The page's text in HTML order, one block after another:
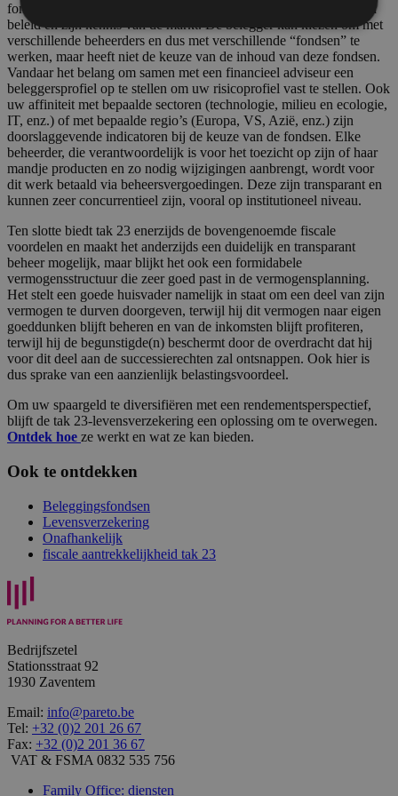
fondsbeheerder) zorgvuldig worden geselecteerd op basis van zijn
beleid en zijn kennis van de markt. De belegger kan kiezen om met
verschillende beheerders en dus met verschillende “fondsen” te
werken, maar heeft niet de keuze van de inhoud van deze fondsen.
Vandaar het belang om samen met een financieel adviseur een
beleggersprofiel op te stellen om uw risicoprofiel vast te stellen. Ook
uw affiniteit met bepaalde sectoren (technologie, milieu en ecologie,
IT, enz.) of met bepaalde regio’s (Europa, VS, Azië, enz.) zijn
doorslaggevende indicatoren bij de keuze van de fondsen. Elke
beheerder, die verantwoordelijk is voor het toezicht op zijn of haar
mandje producten en zo nodig wijzigingen aanbrengt, wordt voor
dit werk betaald via beheersvergoedingen. Deze zijn transparant en
kunnen zeer concurrentieel zijn, vooral op institutioneel niveau.
Ten slotte biedt tak 23 enerzijds de bovengenoemde fiscale
voordelen en maakt het anderzijds een duidelijk en transparant
beheer mogelijk, maar blijkt het ook een formidabele
vermogensstructuur die zeer goed past in de vermogensplanning.
Het stelt een goede huisvader namelijk in staat om een deel van zijn
vermogen te durven doorgeven, terwijl hij dit vermogen naar eigen
goeddunken blijft beheren en van de inkomsten blijft profiteren,
terwijl hij de begunstigde(n) beschermt door de overdracht dat hij
voor dit deel aan de successierechten zal ontsnappen. Ook hier is
dus sprake van een aanzienlijk belastingsvoordeel.
Om uw spaargeld te diversifiëren met een rendements­perspectief,
blijft de tak 23-levensverzekering een oplossing om te overwegen.
Ontdek hoe ze werkt en wat ze kan bieden.
Ook te ontdekken
Beleggingsfondsen
Levensverzekering
Onafhankelijk
fiscale aantrekkelijkheid tak 23
Bedrijfszetel
Stationsstraat 92
1930 Zaventem
Email: info@pareto.be
Tel: +32 (0)2 201 26 67
Fax: +32 (0)2 201 36 67
VAT & FSMA 0832 535 756
Family Office: diensten